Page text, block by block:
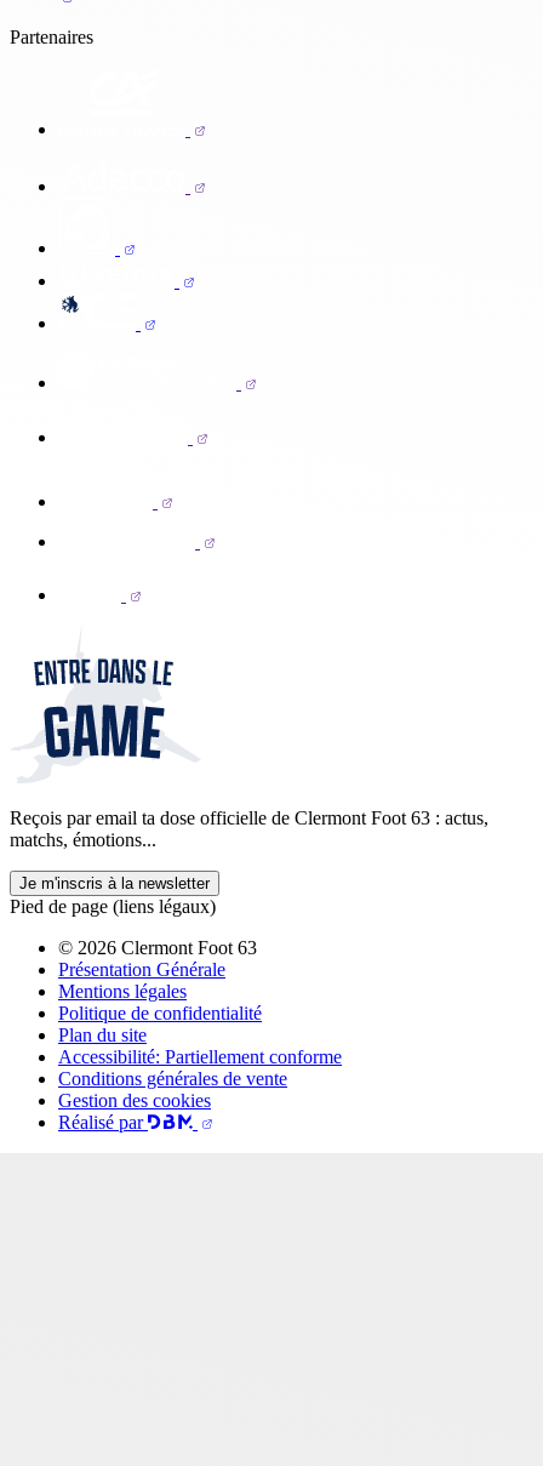
Partenaires
Reçois par email ta dose officielle de Clermont Foot 63 : actus,
matchs, émotions...
Je m'inscris à la newsletter
Pied de page (liens légaux)
© 2026 Clermont Foot 63
Présentation Générale
Mentions légales
Politique de confidentialité
Plan du site
Accessibilité: Partiellement conforme
Conditions générales de vente
Gestion des cookies
Réalisé par